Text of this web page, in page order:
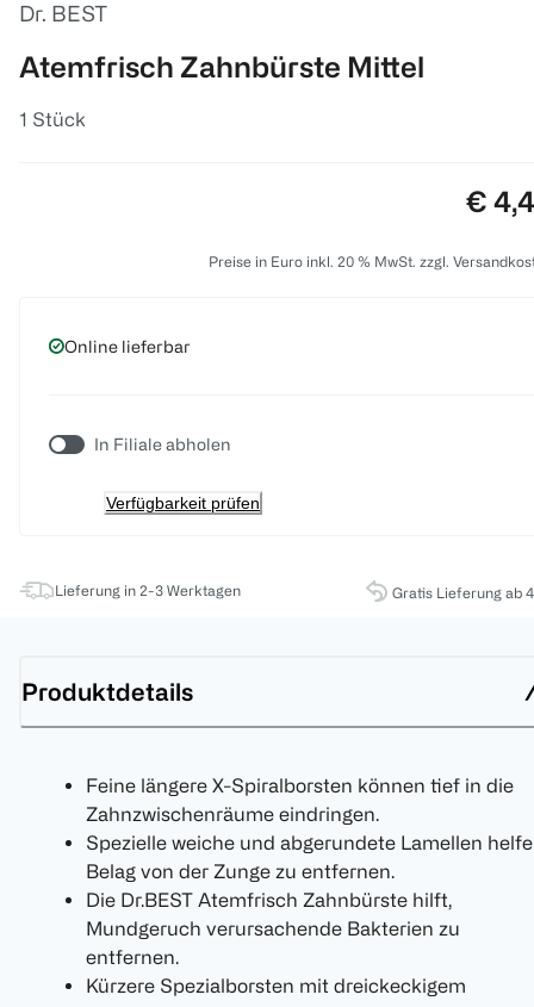
Dr. BEST
Atemfrisch Zahnbürste Mittel
1 Stück
€
Preise in Euro inkl. 20 % MwSt. zzgl.
Online lieferbar
In Filiale abholen
Verfügbarkeit prüfen
Lieferung in 2-3 Werktagen Gratis Lieferung ab
Produktdetails
Feine längere X-Spiralborsten können tief in die
Zahnzwischenräume eindringen.
Spezielle weiche und abgerundete Lamellen
Belag von der Zunge zu entfernen.
Die Dr.BEST Atemfrisch Zahnbürste hilft,
Mundgeruch verursachende Bakterien zu
entfernen.
Kürzere Spezialborsten mit dreickeckigem